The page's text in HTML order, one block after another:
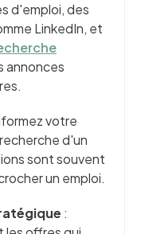
d'emploi, des
LinkedIn, et
annonces
votre
d'un
sont souvent
un emploi.
: